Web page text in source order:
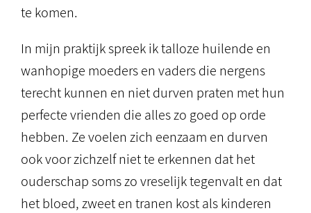
te komen.
In mijn praktijk spreek ik talloze huilende en
wanhopige moeders en vaders die nergens
terecht kunnen en niet durven praten met hun
perfecte vrienden die alles zo goed op orde
hebben. Ze voelen zich eenzaam en durven
ook voor zichzelf niet te erkennen dat het
ouderschap soms zo vreselijk tegenvalt en dat
het bloed, zweet en tranen kost als kinderen